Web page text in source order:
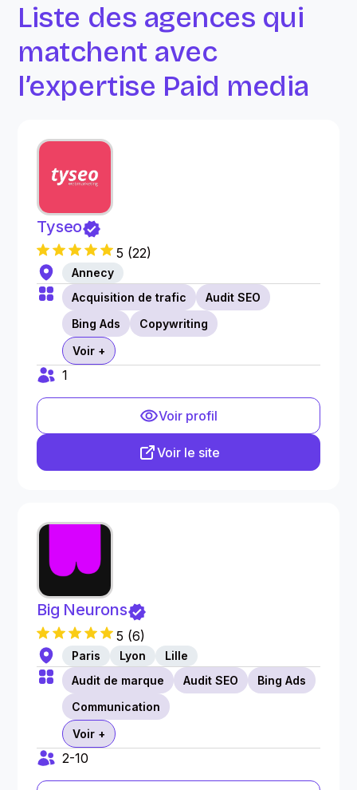
Liste des agences qui
matchent avec
l’expertise Paid media
Tyseo
5 (22)
Annecy
Acquisition de trafic
Audit SEO
Bing Ads
Copywriting
Voir +
1
Voir profil
Voir le site
Big Neurons
5 (6)
Paris Lyon
Lille
Audit de marque
Audit SEO
Bing Ads
Communication
Voir +
2-10